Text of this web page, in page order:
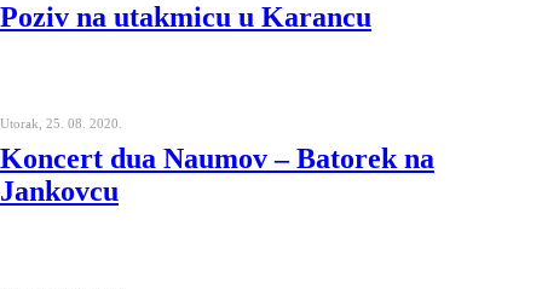
Poziv na utakmicu u Karancu
Utorak, 25. 08. 2020.
Koncert dua Naumov – Batorek na
Jankovcu